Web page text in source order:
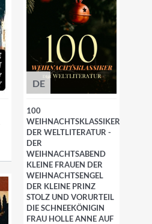
DE
100
WEIHNACHTSKLASSIKER
DER WELTLITERATUR -
DER
WEIHNACHTSABEND
KLEINE FRAUEN DER
WEIHNACHTSENGEL
DER KLEINE PRINZ
STOLZ UND VORURTEIL
DIE SCHNEEKÖNIGIN
FRAU HOLLE ANNE AUF